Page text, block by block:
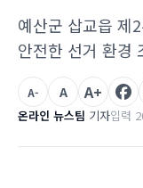
예산군 삽교읍 제
안전한 선거 환경
온라인 뉴스팀 기자입력
A- A A+